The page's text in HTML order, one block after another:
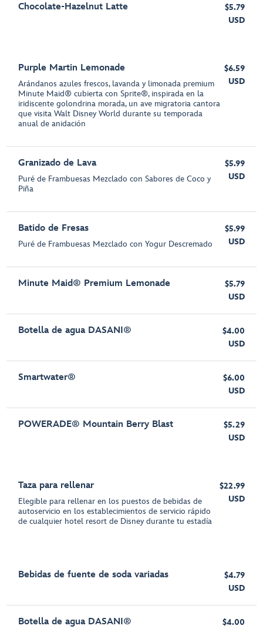
Chocolate-Hazelnut Latte
$5.79
USD
Purple Martin Lemonade
Arándanos azules frescos, lavanda y limonada premium
Minute Maid® cubierta con Sprite®, inspirada en la
iridiscente golondrina morada, un ave migratoria cantora
que visita Walt Disney World durante su temporada
anual de anidación
$6.59
USD
Granizado de Lava
Puré de Frambuesas Mezclado con Sabores de Coco y
Piña
$5.99
USD
Batido de Fresas
Puré de Frambuesas Mezclado con Yogur Descremado
$5.99
USD
Minute Maid® Premium Lemonade
$5.79
USD
Botella de agua DASANI®
$4.00
USD
Smartwater®
$6.00
USD
POWERADE® Mountain Berry Blast
$5.29
USD
Taza para rellenar
Elegible para rellenar en los puestos de bebidas de
autoservicio en los establecimientos de servicio rápido
de cualquier hotel resort de Disney durante tu estadía
$22.99
USD
Bebidas de fuente de soda variadas
$4.79
USD
Botella de agua DASANI®
$4.00